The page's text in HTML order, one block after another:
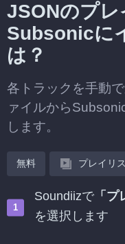
JSONのプレ
Subsonicに
は？
各トラックを手動
ァイルから
します。
無料 プレイリ
Soundiizで「プ
を選択します